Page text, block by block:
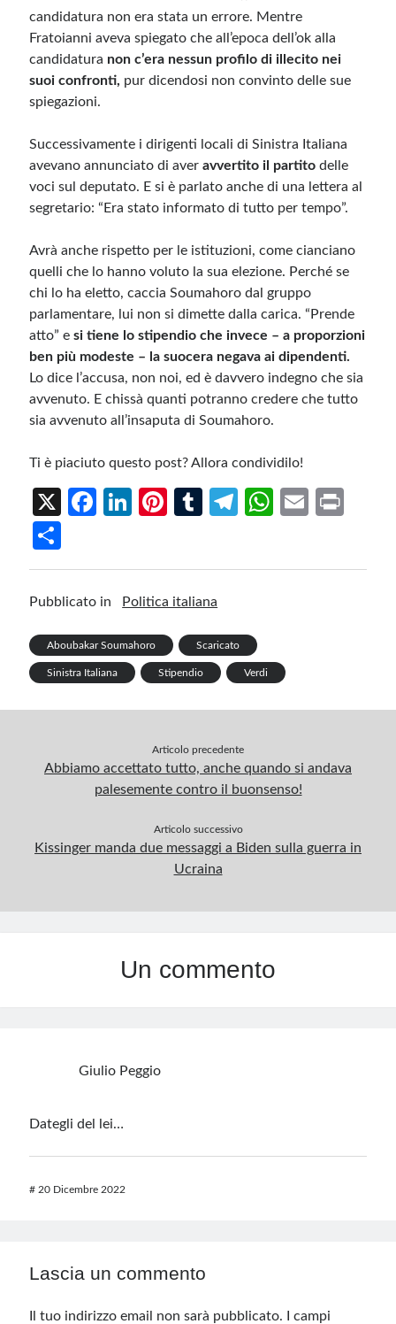
candidatura non era stata un errore. Mentre
Fratoianni aveva spiegato che all’epoca dell’ok alla
candidatura non c’era nessun profilo di illecito nei
suoi confronti, pur dicendosi non convinto delle sue
spiegazioni.
Successivamente i dirigenti locali di Sinistra Italiana
avevano annunciato di averavvertito il partito delle
voci sul deputato. E si è parlato anche di una lettera al
segretario: “ Era stato informato di tutto per tempo”.
Avrà anche rispetto per le istituzioni, come cianciano
quelli che lo hanno voluto la sua elezione. Perché se
chi lo ha eletto, caccia Soumahoro dal gruppo
parlamentare, lui non si dimette dalla carica. “Prende
atto” esi tiene lo stipendio che invece – a proporzioni
ben più modeste – la suocera negava ai dipendenti.
Lo dice l’accusa, non noi, ed è davvero indegno che sia
avvenuto. E chissà quanti potranno credere che tutto
sia avvenuto all’insaputa di Soumahoro.
Ti è piaciuto questo post? Allora condividilo!
X
Fa
o
k
Li
n
Pi
t
T
r
Te
W
p
E
h
ar
Pubblicato in Politica italiana
Aboubakar Soumahoro Scaricato
Sinistra Italiana Stipendio Verdi
Articolo precedente
Abbiamo accettato tutto, anche quando si andava
palesemente contro il buonsenso!
Articolo successivo
Kissinger manda due messaggi a Biden sulla guerra in
Ucraina
Un commento
Giulio Peggio
Dategli del lei…
# 20 Dicembre 2022
Lascia un commento
Il tuo indirizzo email non sarà pubblicato.
I campi